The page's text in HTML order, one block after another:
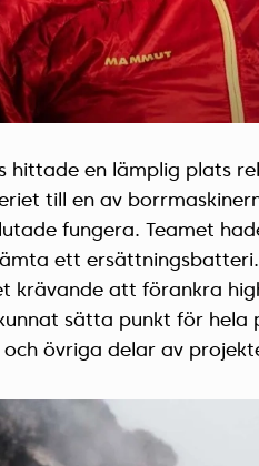
hittade en lämplig plats
till en av
fungera. Teamet
ett
krävande att förankra
sätta punkt för hela
övriga delar av